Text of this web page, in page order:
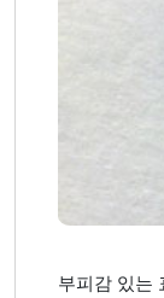
부피감 있는